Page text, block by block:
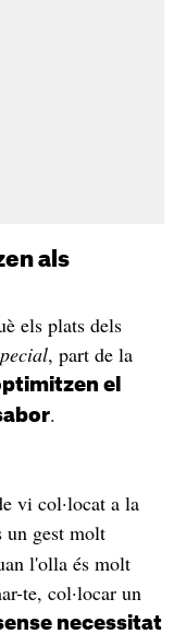
als
els plats dels
, part de la
el
.
vi col·locat a la
un gest molt
l'olla és molt
te, col·locar un
necessitat